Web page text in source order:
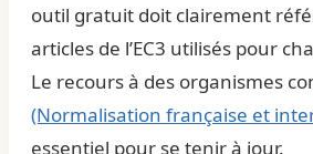
outil gratuit doit clairement
articles de l’EC3 utilisés pour
Le recours à des organismes
(Normalisation française et
essentiel pour se tenir à jour.